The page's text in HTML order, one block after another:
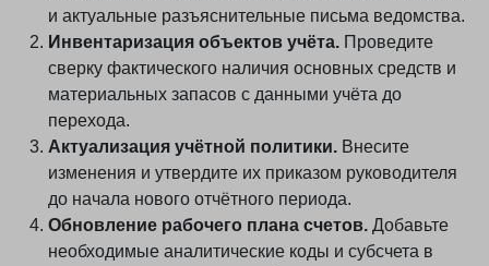
и актуальные разъяснительные письма ведомства.
Инвентаризация объектов учёта. Проведите
сверку фактического наличия основных средств и
материальных запасов с данными учёта до
перехода.
Актуализация учётной политики. Внесите
изменения и утвердите их приказом руководителя
до начала нового отчётного периода.
Обновление рабочего плана счетов. Добавьте
необходимые аналитические коды и субсчета в